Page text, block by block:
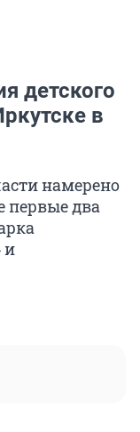
детского
в
намерено
первые два
и